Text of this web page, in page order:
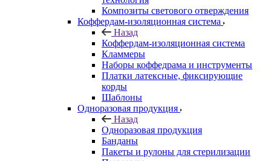
Композиты светового отверждения
Коффердам-изоляционная система
Назад
Коффердам-изоляционная система
Кламмеры
Наборы коффедрама и инструменты
Платки латексные, фиксирующие
корды
Шаблоны
Одноразовая продукция
Назад
Одноразовая продукция
Банданы
Пакеты и рулоны для стерилизации